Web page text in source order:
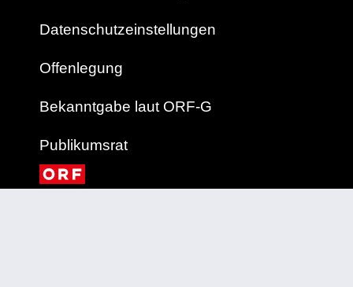
Datenschutzeinstellungen
Offenlegung
Bekanntgabe laut ORF-G
Publikumsrat